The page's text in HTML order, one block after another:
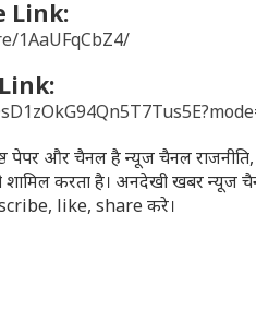
Link:
1AaUFqCbZ4/
पेपर और चैनल है न्यूज चैनल
शामिल करता है। अनदेखी खबर न्यूज
like, share करे।